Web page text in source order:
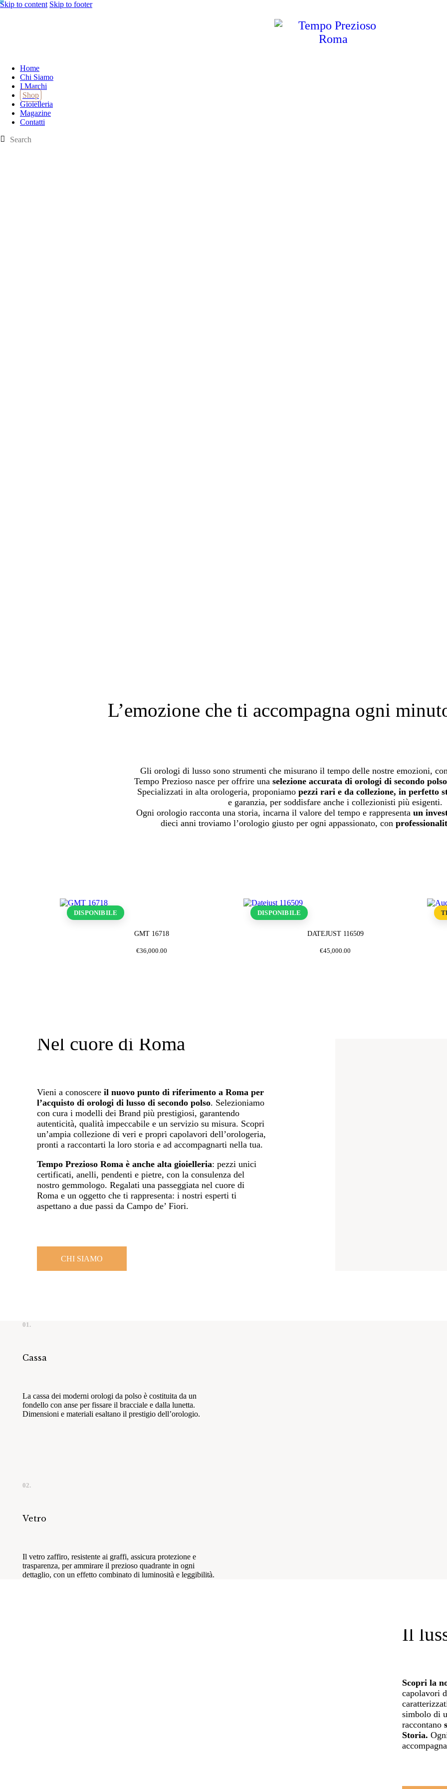
Skip to content Skip to footer
Home
Chi Siamo
I Marchi
Shop
Gioielleria
Magazine
Contatti
L’emozione che ti accompagna ogni
Gli orologi di lusso sono strumenti che misurano il tempo delle nostre emozioni,
Tempo Prezioso nasce per offrire una selezione accurata di orologi di secondo
Specializzati in alta orologeria, proponiamo pezzi rari e da collezione, in perfetto
e garanzia, per soddisfare anche i collezionisti più esigenti.
Ogni orologio racconta una storia, incarna il valore del tempo e rappresenta un
dieci anni troviamo l’orologio giusto per ogni appassionato, con
DISPONIBILE
GMT 16718
€36,000 00
DISPONIBILE
DATEJUST 116509
€45,000 00
Nel cuore di Roma
Vieni a conoscere il nuovo punto di riferimento a Roma per
l’acquisto di orologi di lusso di secondo polso. Selezioniamo
con cura i modelli dei Brand più prestigiosi, garantendo
autenticità, qualità impeccabile e un servizio su misura. Scopri
un’ampia collezione di veri e propri capolavori dell’orologeria,
pronti a raccontarti la loro storia e ad accompagnarti nella tua.
Tempo Prezioso Roma è anche alta gioielleria: pezzi unici
certificati, anelli, pendenti e pietre, con la consulenza del
nostro gemmologo. Regalati una passeggiata nel cuore di
Roma e un oggetto che ti rappresenta: i nostri esperti ti
aspettano a due passi da Campo de’ Fiori.
CHI SIAMO
01.
Cassa
La cassa dei moderni orologi da polso è costituita da un
fondello con anse per fissare il bracciale e dalla lunetta.
Dimensioni e materiali esaltano il prestigio dell’orologio.
02.
Vetro
Il vetro zaffiro, resistente ai graffi, assicura protezione e
trasparenza, per ammirare il prezioso quadrante in ogni
dettaglio, con un effetto combinato di luminosità e leggibilità.
Il
Scopri la
capolavori
simbolo di
raccontano
Storia.